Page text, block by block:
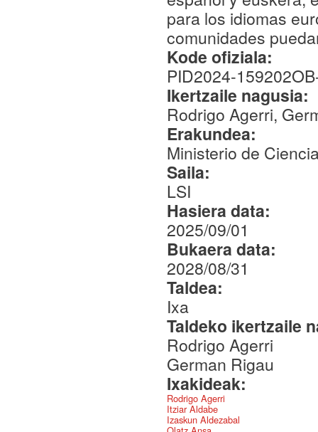
para los idiomas
comunidades
Kode ofiziala:
PID2024-
Ikertzaile nagusia:
Rodrigo Agerri,
Erakundea:
Ministerio de
Saila:
LSI
Hasiera data:
2025/09/01
Bukaera data:
2028/08/31
Taldea:
Ixa
Taldeko ikertzaile
Rodrigo Agerri
German Rigau
Ixakideak:
Rodrigo Agerri
Itziar Aldabe
Izaskun Aldezabal